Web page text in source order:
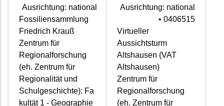
Ausrichtung: national
Fossiliensammlung
Friedrich Krauß
Zentrum für
Regionalforschung
(eh. Zentrum für
Regionalität und
Schulgeschichte): Fa
kultät 1 - Geographie
Ausrichtung: national
• 0406515
Virtueller
Aussichtsturm
Altshausen (VAT
Altshausen)
Zentrum für
Regionalforschung
(eh. Zentrum für